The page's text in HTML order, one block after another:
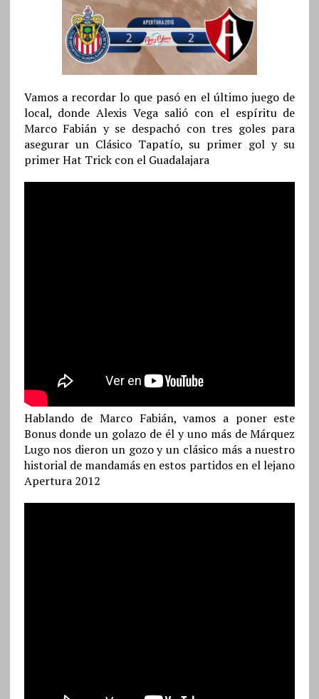
Vamos a recordar lo que pasó en el último juego de
local, donde Alexis Vega salió con el espíritu de
Marco Fabián y se despachó con tres goles para
asegurar un Clásico Tapatío, su primer gol y su
primer Hat Trick con el Guadalajara
Hablando de Marco Fabián, vamos a poner este
Bonus donde un golazo de él y uno más de Márquez
Lugo nos dieron un gozo y un clásico más a nuestro
historial de mandamás en estos partidos en el lejano
Apertura 2012